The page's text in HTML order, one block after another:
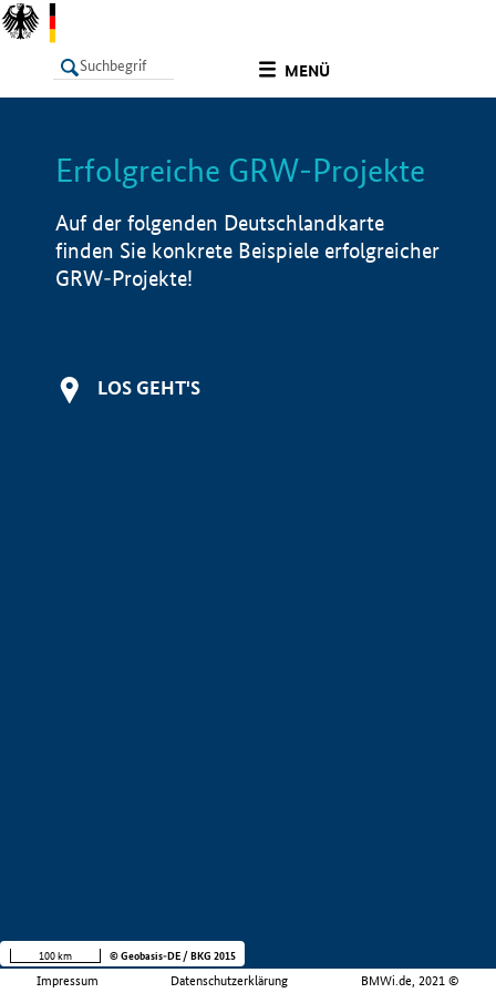
MENÜ
LISTE Info
Erfolgreiche GRW-Projekte
Auf der folgenden Deutschlandkarte
finden Sie konkrete Beispiele erfolgreicher
GRW-Projekte!
LOS GEHT'S
Impressum Datenschutzerklärung BMWi.de, 2021 ©
100 km © Geobasis-DE / BKG 2015